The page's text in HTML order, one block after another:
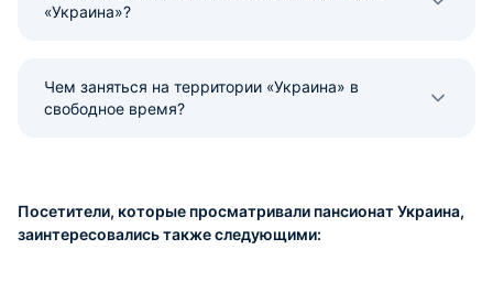
«Украина»?
Чем заняться на территории «Украина» в
свободное время?
Посетители, которые просматривали пансионат Украина,
заинтересовались также следующими: